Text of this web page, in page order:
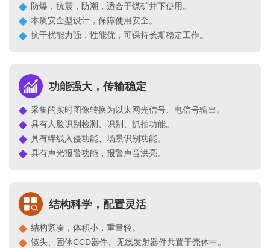
防爆，抗震，防潮，适合于煤矿井下使用。
本质安全型设计，保障使用安全。
抗干扰能力强，性能优，可保持长期稳定工作。
功能强大，传输稳定
采集的实时图像转换为以太网光信号、电信号输出。
具有人脸识别检测、识别、抓拍功能。
具有绊线入侵功能、场景识别功能。
具有声光报警功能，报警声音洪亮。
结构科学，配置灵活
结构紧凑，体积小，重量轻。
镜头、固体CCD器件、无线发射器件共置于壳体中。